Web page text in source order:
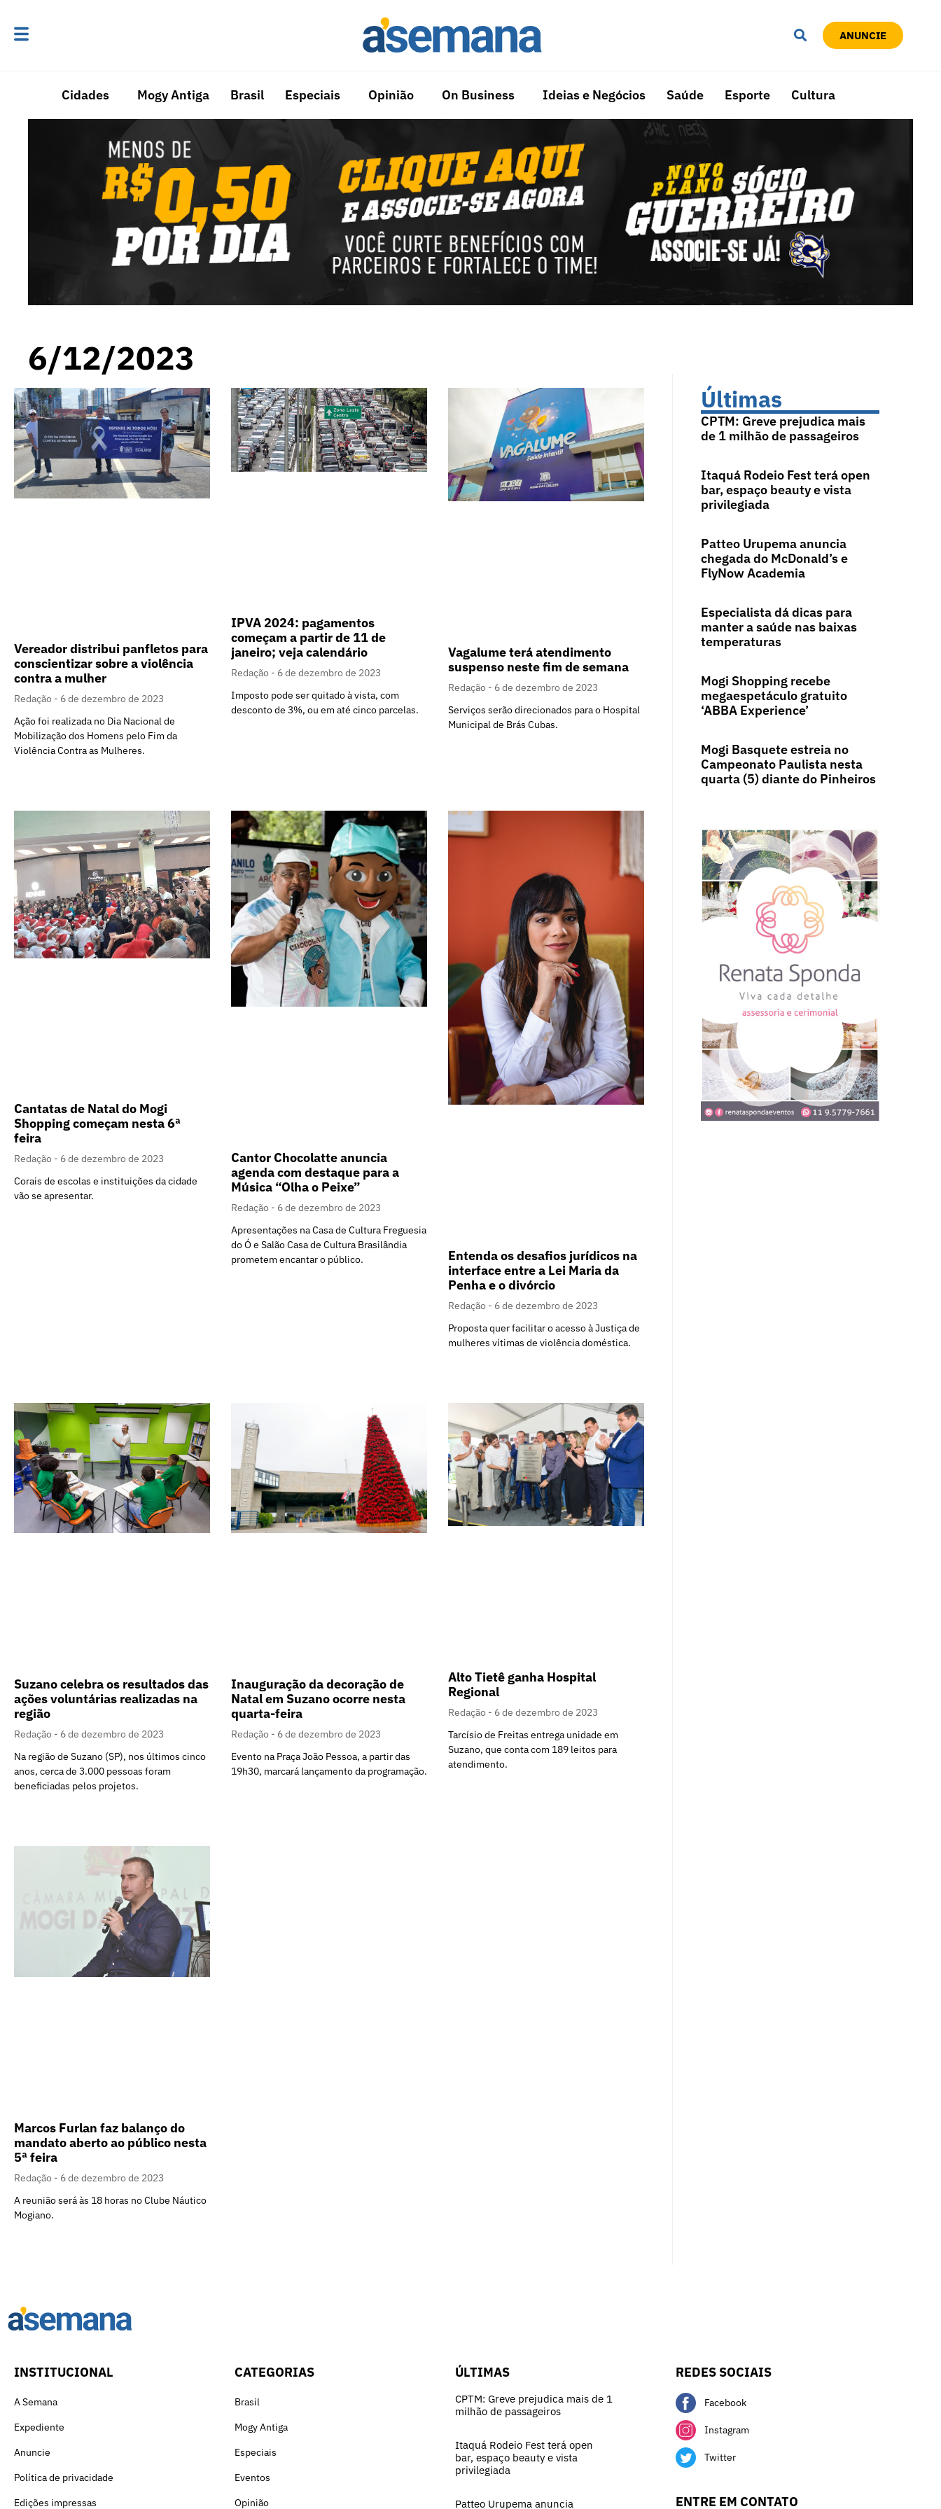
ANUNCIE
Cidades Mogy Antiga Brasil Especiais Opinião On Business Ideias e Negócios Saúde Esporte Cultura
6/12/2023
Vereador distribui panfletos para
conscientizar sobre a violência
contra a mulher
Redação
6 de dezembro de 2023
Ação foi realizada no Dia Nacional de
Mobilização dos Homens pelo Fim da
Violência Contra as Mulheres.
IPVA 2024: pagamentos
começam a partir de 11 de
janeiro; veja calendário
Redação
6 de dezembro de 2023
Imposto pode ser quitado à vista, com
desconto de 3%, ou em até cinco parcelas.
Vagalume terá atendimento
suspenso neste fim de semana
Redação
6 de dezembro de 2023
Serviços serão direcionados para o Hospital
Municipal de Brás Cubas.
Cantatas de Natal do Mogi
Shopping começam nesta 6ª
feira
Redação
6 de dezembro de 2023
Corais de escolas e instituições da cidade
vão se apresentar.
Cantor Chocolatte anuncia
agenda com destaque para a
Música “Olha o Peixe”
Redação
6 de dezembro de 2023
Apresentações na Casa de Cultura Freguesia
do Ó e Salão Casa de Cultura Brasilândia
prometem encantar o público.
Entenda os desafios jurídicos na
interface entre a Lei Maria da
Penha e o divórcio
Redação
6 de dezembro de 2023
Proposta quer facilitar o acesso à Justiça de
mulheres vítimas de violência doméstica.
Suzano celebra os resultados das
ações voluntárias realizadas na
região
Redação
6 de dezembro de 2023
Na região de Suzano (SP), nos últimos cinco
anos, cerca de 3.000 pessoas foram
beneficiadas pelos projetos.
Inauguração da decoração de
Natal em Suzano ocorre nesta
quarta-feira
Redação
6 de dezembro de 2023
Evento na Praça João Pessoa, a partir das
19h30, marcará lançamento da programação.
Alto Tietê ganha Hospital
Regional
Redação
6 de dezembro de 2023
Tarcísio de Freitas entrega unidade em
Suzano, que conta com 189 leitos para
atendimento.
Marcos Furlan faz balanço do
mandato aberto ao público nesta
5ª feira
Redação
6 de dezembro de 2023
A reunião será às 18 horas no Clube Náutico
Mogiano.
Últimas
CPTM: Greve prejudica mais
de 1 milhão de passageiros
Itaquá Rodeio Fest terá open
bar, espaço beauty e vista
privilegiada
Patteo Urupema anuncia
chegada do McDonald’s e
FlyNow Academia
Especialista dá dicas para
manter a saúde nas baixas
temperaturas
Mogi Shopping recebe
megaespetáculo gratuito
‘ABBA Experience’
Mogi Basquete estreia no
Campeonato Paulista nesta
quarta (5) diante do Pinheiros
INSTITUCIONAL
A Semana
Expediente
Anuncie
Política de privacidade
Edições impressas
CATEGORIAS
Brasil
Mogy Antiga
Especiais
Eventos
Opinião
ÚLTIMAS
CPTM: Greve prejudica mais de 1
milhão de passageiros
Itaquá Rodeio Fest terá open
bar, espaço beauty e vista
privilegiada
Patteo Urupema anuncia
REDES SOCIAIS
Facebook
Instagram
Twitter
ENTRE EM CONTATO